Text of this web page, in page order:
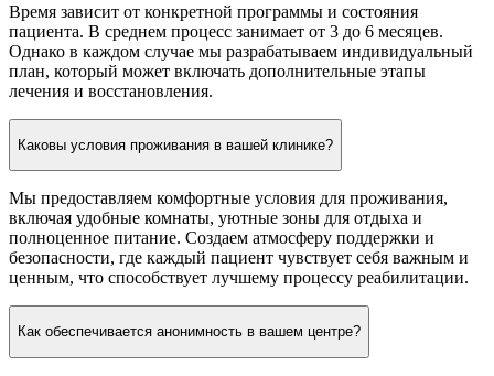
Время зависит от конкретной программы и состояния
пациента. В среднем процесс занимает от 3 до 6 месяцев.
Однако в каждом случае мы разрабатываем индивидуальный
план, который может включать дополнительные этапы
лечения и восстановления.
Каковы условия проживания в вашей клинике?
Мы предоставляем комфортные условия для проживания,
включая удобные комнаты, уютные зоны для отдыха и
полноценное питание. Создаем атмосферу поддержки и
безопасности, где каждый пациент чувствует себя важным и
ценным, что способствует лучшему процессу реабилитации.
Как обеспечивается анонимность в вашем центре?